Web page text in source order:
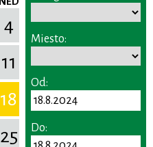
4
11
18
25
Miesto:
Od:
Do: